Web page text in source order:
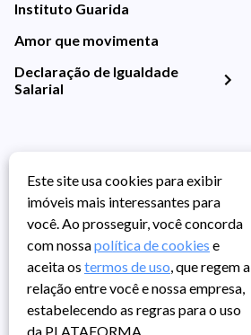
Instituto Guarida
Amor que movimenta
Declaração de Igualdade
Salarial
Este site usa cookies para exibir
imóveis mais interessantes para
você. Ao prosseguir, você concorda
com nossapolítica de cookies e
aceita os termos de uso, que regem a
relação entre você e nossa empresa,
estabelecendo as regras para o uso
da PLATAFORMA.